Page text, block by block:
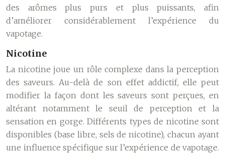
des arômes plus purs et plus puissants, afin
d’améliorer considérablement l’expérience du
vapotage.
Nicotine
La nicotine joue un rôle complexe dans la perception
des saveurs. Au-delà de son effet addictif, elle peut
modifier la façon dont les saveurs sont perçues, en
altérant notamment le seuil de perception et la
sensation en gorge. Différents types de nicotine sont
disponibles (base libre, sels de nicotine), chacun ayant
une influence spécifique sur l’expérience de vapotage.